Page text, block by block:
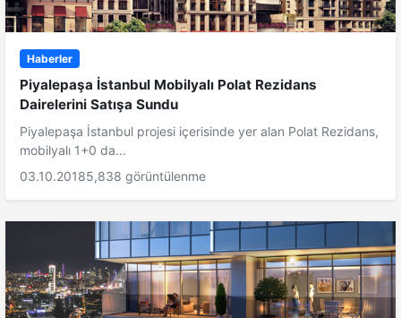
Haberler
Piyalepaşa İstanbul Mobilyalı Polat Rezidans
Dairelerini Satışa Sundu
Piyalepaşa İstanbul projesi içerisinde yer alan Polat Rezidans,
mobilyalı 1+0 da...
03.10.20185,838 görüntülenme